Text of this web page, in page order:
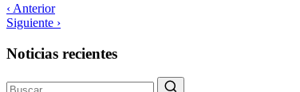
‹ Anterior
Siguiente ›
Noticias recientes